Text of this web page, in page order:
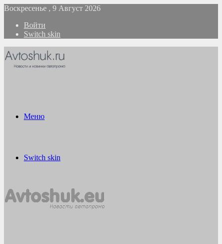
Воскресенье , 9 Август 2026
Войти
Switch skin
Меню
Switch skin